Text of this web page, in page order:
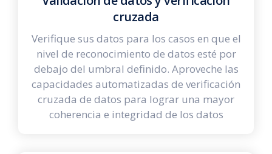
cruzada
Verifique sus datos para los casos en que el
nivel de reconocimiento de datos esté por
debajo del umbral definido. Aproveche las
capacidades automatizadas de verificación
cruzada de datos para lograr una mayor
coherencia e integridad de los datos